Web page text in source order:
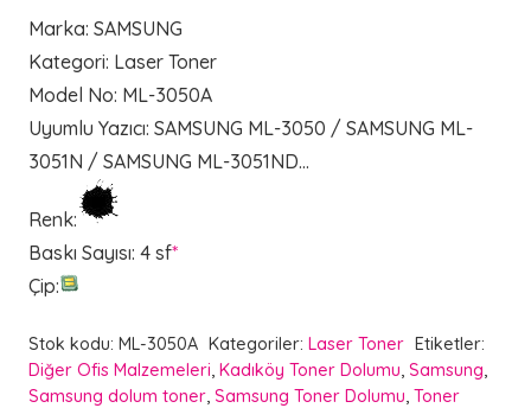
Marka: SAMSUNG
Kategori: Laser Toner
Model No: ML-3050A
Uyumlu Yazıcı: SAMSUNG ML-3050 / SAMSUNG ML-
3051N / SAMSUNG ML-3051ND…
Renk:
Baskı Sayısı: 4 sf*
Çip:
Stok kodu: ML-3050A Kategoriler: Laser Toner Etiketler:
Diğer Ofis Malzemeleri Kadıköy Toner Dolumu Samsung
Samsung dolum toner Samsung Toner Dolumu Toner